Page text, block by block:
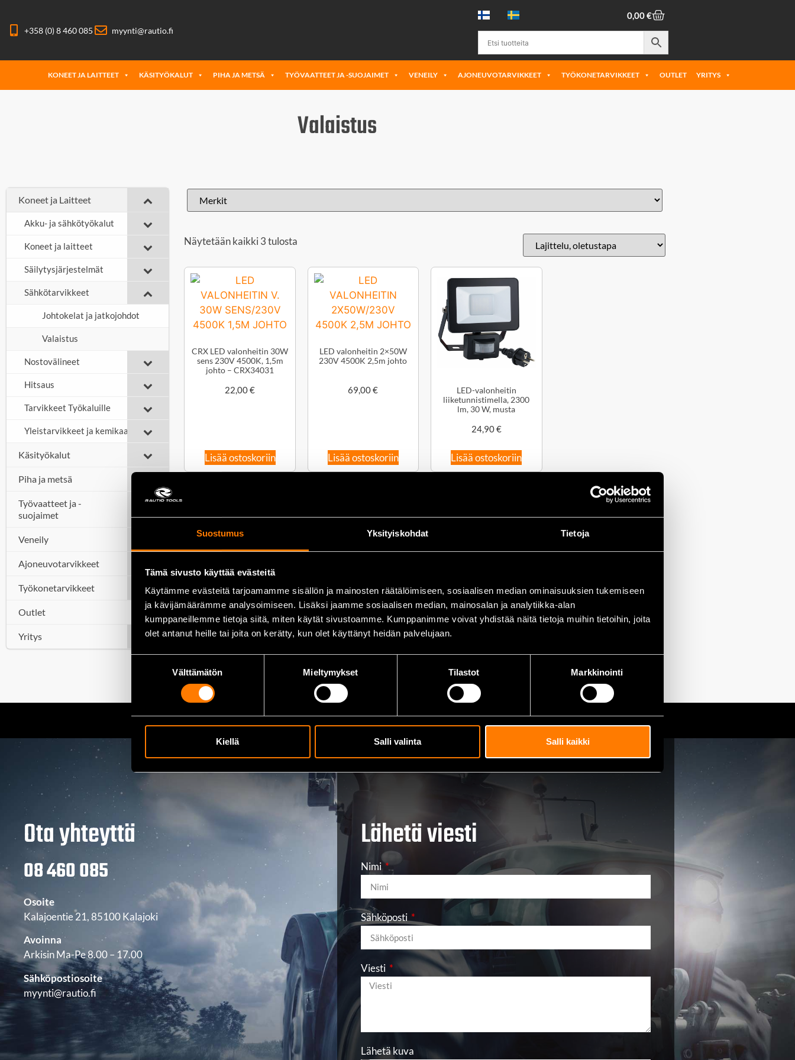
Suostumus Yksityiskohdat Tietoja
Tämä sivusto käyttää evästeitä
Käytämme evästeitä tarjoamamme sisällön ja mainosten räätälöimiseen, sosiaalisen median ominaisuuksien tukemiseen
ja kävijämäärämme analysoimiseen. Lisäksi jaamme sosiaalisen median, mainosalan ja analytiikka-alan
kumppaneillemme tietoja siitä, miten käytät sivustoamme. Kumppanimme voivat yhdistää näitä tietoja muihin tietoihin, joita
olet antanut heille tai joita on kerätty, kun olet käyttänyt heidän palvelujaan.
Välttämätön Mieltymykset Tilastot Markkinointi
Kiellä Salli valinta Salli kaikki
+358 (0) 8 460 085 myynti@rautio.fi
0,00€
KONEET JA LAITTEET KÄSITYÖKALUT PIHA JA METSÄ TYÖVAATTEET JA -SUOJAIMET VENEILY AJONEUVOTARVIKKEET TYÖKONETARVIKKEET OUTLET YRITYS
Valaistus
Koneet ja Laitteet
Akku- ja sähkötyökalut
Koneet ja laitteet
Säilytysjärjestelmät
Sähkötarvikkeet
Johtokelat ja jatkojohdot
Valaistus
Nostovälineet
Hitsaus
Tarvikkeet Työkaluille
Yleistarvikkeet ja kemikaalit
Käsityökalut
Piha ja metsä
Työvaatteet ja -
suojaimet
Veneily
Ajoneuvotarvikkeet
Työkonetarvikkeet
Outlet
Yritys
Näytetään kaikki 3 tulosta
CRX LED valonheitin 30W
sens 230V 4500K, 1,5m
johto – CRX34031
22,00€
Lisää ostoskoriin
LED valonheitin 2×50W
230V 4500K 2,5m johto
69,00€
Lisää ostoskoriin
LED-valonheitin
liiketunnistimella, 2300
lm, 30 W, musta
24,90€
Lisää ostoskoriin
Ota yhteyttä
08 460 085
Osoite
Kalajoentie 21, 85100 Kalajoki
Avoinna
Arkisin Ma-Pe 8.00 – 17.00
Sähköpostiosoite
myynti@rautio.fi
Lähetä viesti
Nimi
Sähköposti
Viesti
Lähetä kuva